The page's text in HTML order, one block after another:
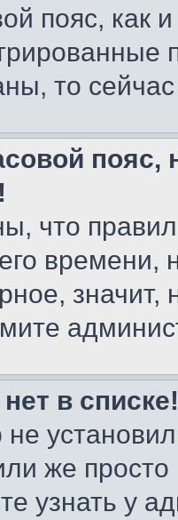
пояс, как
то
пояс,
что
значит,
в списке!
же
узнать у